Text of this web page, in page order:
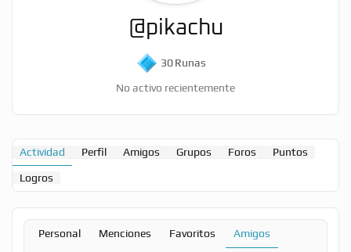
@pikachu
30Runas
No activo recientemente
Actividad Perfil Amigos Grupos Foros Puntos
Logros
Personal Menciones Favoritos Amigos